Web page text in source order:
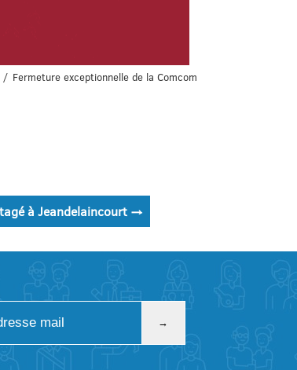
Fermeture exceptionnelle de la Comcom
à Jeandelaincourt →